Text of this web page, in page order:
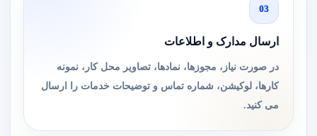
03
ارسال مدارک و اطلاعات
در صورت نیاز، مجوزها، نمادها، تصاویر محل کار، نمونه
کارها، لوکیشن، شماره تماس و توضیحات خدمات را ارسال
می کنید.